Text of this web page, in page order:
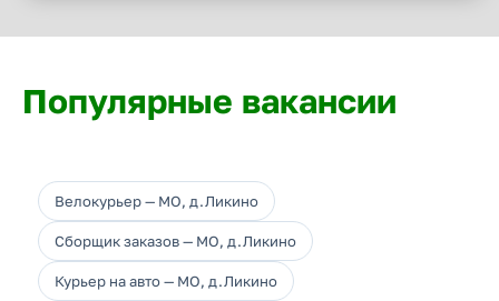
Популярные вакансии
Велокурьер — МО, д.Ликино
Сборщик заказов — МО, д.Ликино
Курьер на авто — МО, д.Ликино